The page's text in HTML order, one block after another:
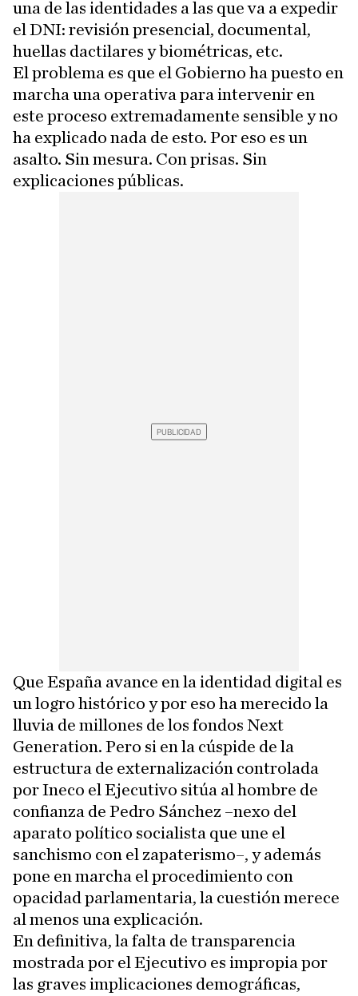
una de las identidades a las que va a expedir
el DNI: revisión presencial, documental,
huellas dactilares y biométricas, etc.
El problema es que el Gobierno ha puesto en
marcha una operativa para intervenir en
este proceso extremadamente sensible y no
ha explicado nada de esto. Por eso es un
asalto. Sin mesura. Con prisas. Sin
explicaciones públicas.
Que España avance en la identidad digital es
un logro histórico y por eso ha merecido la
lluvia de millones de los fondos Next
Generation. Pero si en la cúspide de la
estructura de externalización controlada
por Ineco el Ejecutivo sitúa al hombre de
confianza de Pedro Sánchez –nexo del
aparato político socialista que une el
sanchismo con el zapaterismo–, y además
pone en marcha el procedimiento con
opacidad parlamentaria, la cuestión merece
al menos una explicación.
En definitiva, la falta de transparencia
mostrada por el Ejecutivo es impropia por
las graves implicaciones demográficas,